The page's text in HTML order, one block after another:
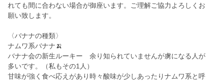
れても間に合わない場合が御座います。ご理解ご協力よろしくお
願い致します。
〈バナナの種類〉
ナムワ系バナナ🍌
バナナ会の新生ルーキー 余り知られていませんが虜になる人が
多いです。（私もその1人）
甘味が強く食べ応えがあり時々酸味が少しあったりナムワ系と呼